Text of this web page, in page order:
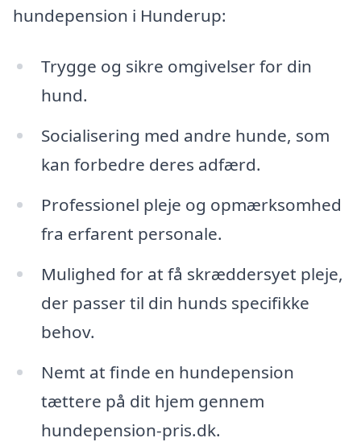
hundepension i Hunderup:
Trygge og sikre omgivelser for din
hund.
Socialisering med andre hunde, som
kan forbedre deres adfærd.
Professionel pleje og opmærksomhed
fra erfarent personale.
Mulighed for at få skræddersyet pleje,
der passer til din hunds specifikke
behov.
Nemt at finde en hundepension
tættere på dit hjem gennem
hundepension-pris.dk.